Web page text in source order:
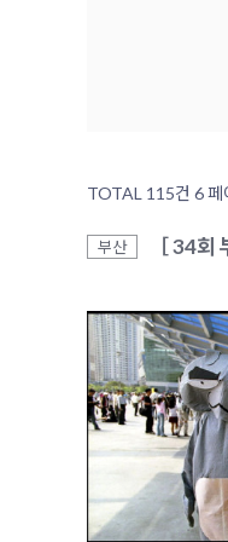
TOTAL 115건 6 페
부산 ［ 34회